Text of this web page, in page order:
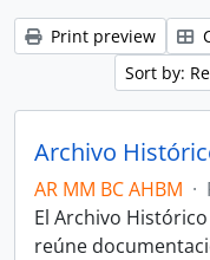
Print preview
Sort by:
AR MM BC AHBM ·
El Archivo
reúne